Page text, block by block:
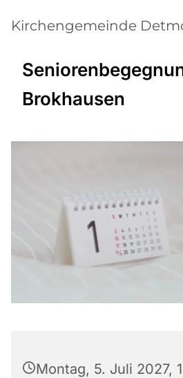
Kirchengemeinde
Brokhausen
Montag, 5. Juli 2027,